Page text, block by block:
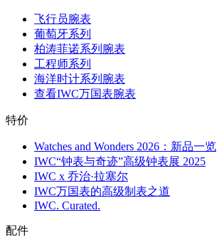
飞行员腕表
葡萄牙系列
柏涛菲诺系列腕表
工程师系列
海洋时计系列腕表
查看IWC万国表腕表
特价
Watches and Wonders 2026：新品一览
IWC“钟表与奇迹”高级钟表展 2025
IWC x 乔治·拉塞尔
IWC万国表的高级制表之道
IWC. Curated.
配件